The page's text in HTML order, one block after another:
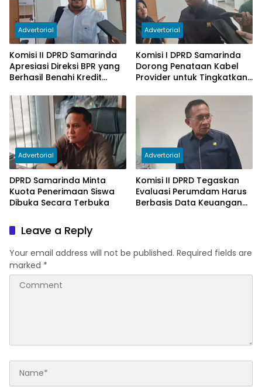
Advertorial
Komisi II DPRD Samarinda
Apresiasi Direksi BPR yang
Berhasil Benahi Kredit
Advertorial
Komisi I DPRD Samarinda
Dorong Penataan Kabel
Provider untuk Tingkatkan
Advertorial
DPRD Samarinda Minta
Kuota Penerimaan Siswa
Dibuka Secara Terbuka
Advertorial
Komisi II DPRD Tegaskan
Evaluasi Perumdam Harus
Berbasis Data Keuangan
Leave a Reply
Your email address will not be published. Required fields are
marked *